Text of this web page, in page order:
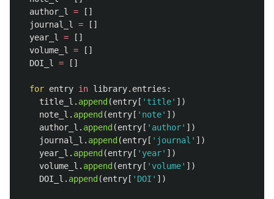
author_l
=
[]
journal_l
=
[]
year_l
=
[]
volume_l
=
[]
DOI_l
= []
for entry in library. entries :
title_l . append (entry [ ' title' ])
note_l . append (entry [ ' note' ])
author_l . append (entry [ ' author' ])
journal_l . append (entry [ ' journal ' ])
year_l . append (entry [ ' year' ])
volume_l . append (entry [ ' volume' ])
DOI_l . append (entry [ ' DOI ' ])